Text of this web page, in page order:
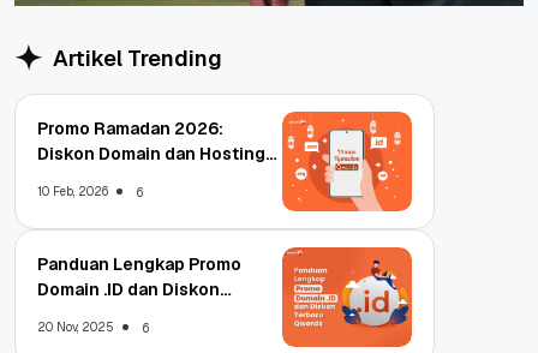
Artikel Trending
Promo Ramadan 2026:
Diskon Domain dan Hosting
10 Feb, 2026 6
Panduan Lengkap Promo
Domain .ID dan Diskon
20 Nov, 2025 6